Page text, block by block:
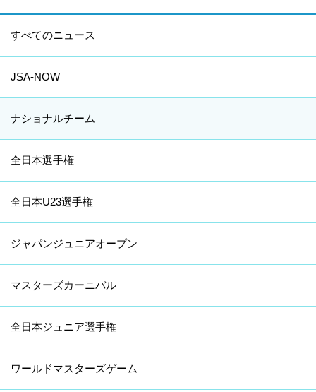
すべてのニュース
JSA-NOW
ナショナルチーム
全日本選手権
全日本U23選手権
ジャパンジュニアオープン
マスターズカーニバル
全日本ジュニア選手権
ワールドマスターズゲーム